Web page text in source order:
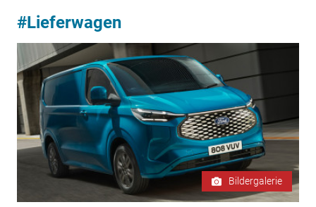
#Lieferwagen
Bildergalerie